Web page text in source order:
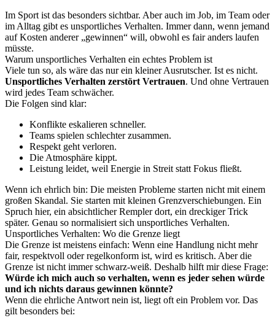
Im Sport ist das besonders sichtbar. Aber auch im Job, im Team oder
im Alltag gibt es unsportliches Verhalten. Immer dann, wenn jemand
auf Kosten anderer „gewinnen“ will, obwohl es fair anders laufen
müsste.
Warum unsportliches Verhalten ein echtes Problem ist
Viele tun so, als wäre das nur ein kleiner Ausrutscher. Ist es nicht.
Unsportliches Verhalten zerstört Vertrauen. Und ohne Vertrauen
wird jedes Team schwächer.
Die Folgen sind klar:
Konflikte eskalieren schneller.
Teams spielen schlechter zusammen.
Respekt geht verloren.
Die Atmosphäre kippt.
Leistung leidet, weil Energie in Streit statt Fokus fließt.
Wenn ich ehrlich bin: Die meisten Probleme starten nicht mit einem
großen Skandal. Sie starten mit kleinen Grenzverschiebungen. Ein
Spruch hier, ein absichtlicher Rempler dort, ein dreckiger Trick
später. Genau so normalisiert sich unsportliches Verhalten.
Unsportliches Verhalten: Wo die Grenze liegt
Die Grenze ist meistens einfach: Wenn eine Handlung nicht mehr
fair, respektvoll oder regelkonform ist, wird es kritisch. Aber die
Grenze ist nicht immer schwarz-weiß. Deshalb hilft mir diese Frage:
Würde ich mich auch so verhalten, wenn es jeder sehen würde
und ich nichts daraus gewinnen könnte?
Wenn die ehrliche Antwort nein ist, liegt oft ein Problem vor. Das
gilt besonders bei: